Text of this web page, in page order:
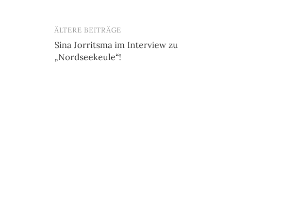
Beitragsnavigation
ÄLTERE BEITRÄGE
Sina Jorritsma im Interview zu
„Nordseekeule“!